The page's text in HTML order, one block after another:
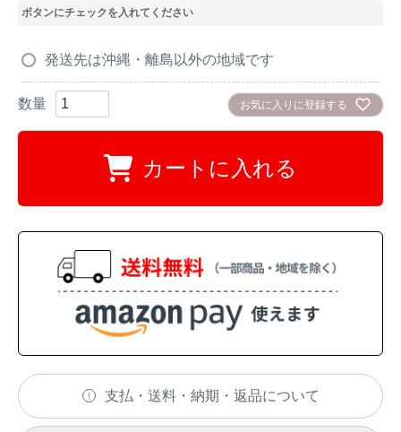
ボタンにチェックを入れてください
発送先は沖縄・離島以外の地域です
お気に入りに登録する
カートに入れる
支払・送料・納期・返品について
閉じる